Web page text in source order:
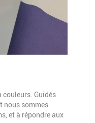
Guidés
nous sommes
et à répondre aux